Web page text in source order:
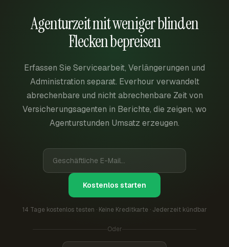
Agenturzeit mit weniger blinden
Flecken bepreisen
Erfassen Sie Servicearbeit, Verlängerungen und
Administration separat. Everhour verwandelt
abrechenbare und nicht abrechenbare Zeit von
Versicherungsagenten in Berichte, die zeigen, wo
Agenturstunden Umsatz erzeugen.
Kostenlos starten
14 Tage kostenlos testen · Keine Kreditkarte · Jederzeit kündbar
Oder